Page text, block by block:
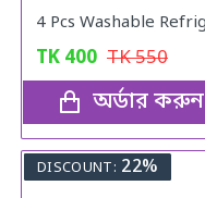
TK 400 TK550
অর্ডার করুন
DISCOUNT: 22%